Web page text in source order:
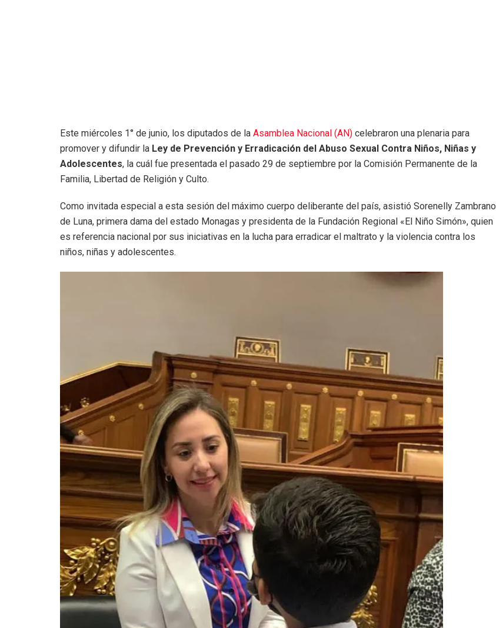
Este miércoles 1° de junio, los diputados de la Asamblea Nacional (AN) celebraron una plenaria para
promover y difundir la Ley de Prevención y Erradicación del Abuso Sexual Contra Niños, Niñas y
Adolescentes, la cuál fue presentada el pasado 29 de septiembre por la Comisión Permanente de la
Familia, Libertad de Religión y Culto.
Como invitada especial a esta sesión del máximo cuerpo deliberante del país, asistió Sorenelly Zambrano
de Luna, primera dama del estado Monagas y presidenta de la Fundación Regional «El Niño Simón», quien
es referencia nacional por sus iniciativas en la lucha para erradicar el maltrato y la violencia contra los
niños, niñas y adolescentes.